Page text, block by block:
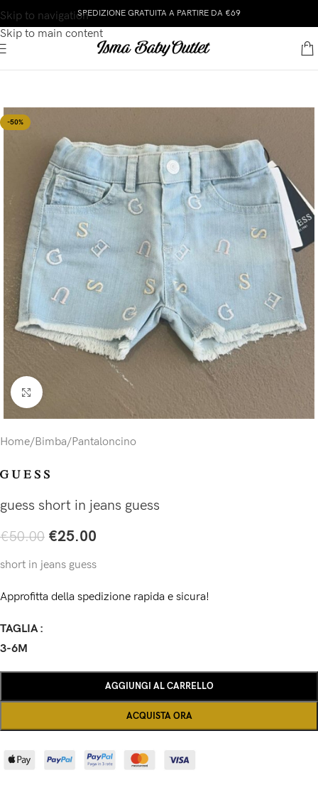
Skip to navigation
Skip to main content
SPEDIZIONE GRATUITA A PARTIRE DA €69
-50%
Click to enlarge
Home/Bimba/Pantaloncino
guess short in jeans guess
€50.00 €25.00
short in jeans guess
Approfitta della spedizione rapida e sicura!
TAGLIA
3-6M
AGGIUNGI AL CARRELLO
ACQUISTA ORA